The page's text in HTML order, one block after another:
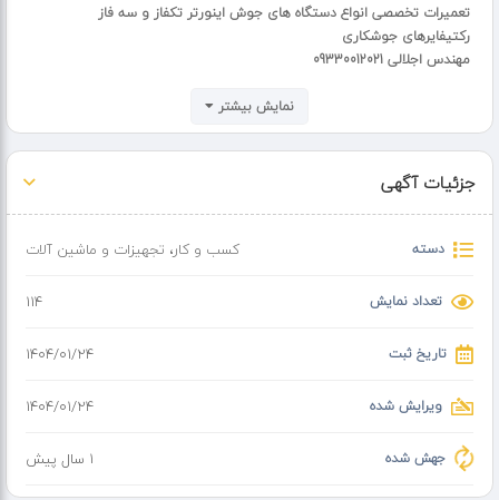
تعمیرات تخصصی انواع دستگاه های جوش اینورتر تکفاز و سه فاز
رکتیفایرهای جوشکاری
مهندس اجلالی 09330012021
نمایش بیشتر
جزئیات آگهی
دسته کسب و کار، تجهیزات و ماشین آلات
تعداد نمایش 114
تاریخ ثبت ۱۴۰۴/۰۱/۲۴
ویرایش شده ۱۴۰۴/۰۱/۲۴
جهش شده 1 سال پیش